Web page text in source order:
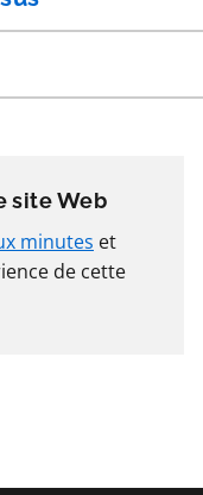
site Web
minutes et
de cette